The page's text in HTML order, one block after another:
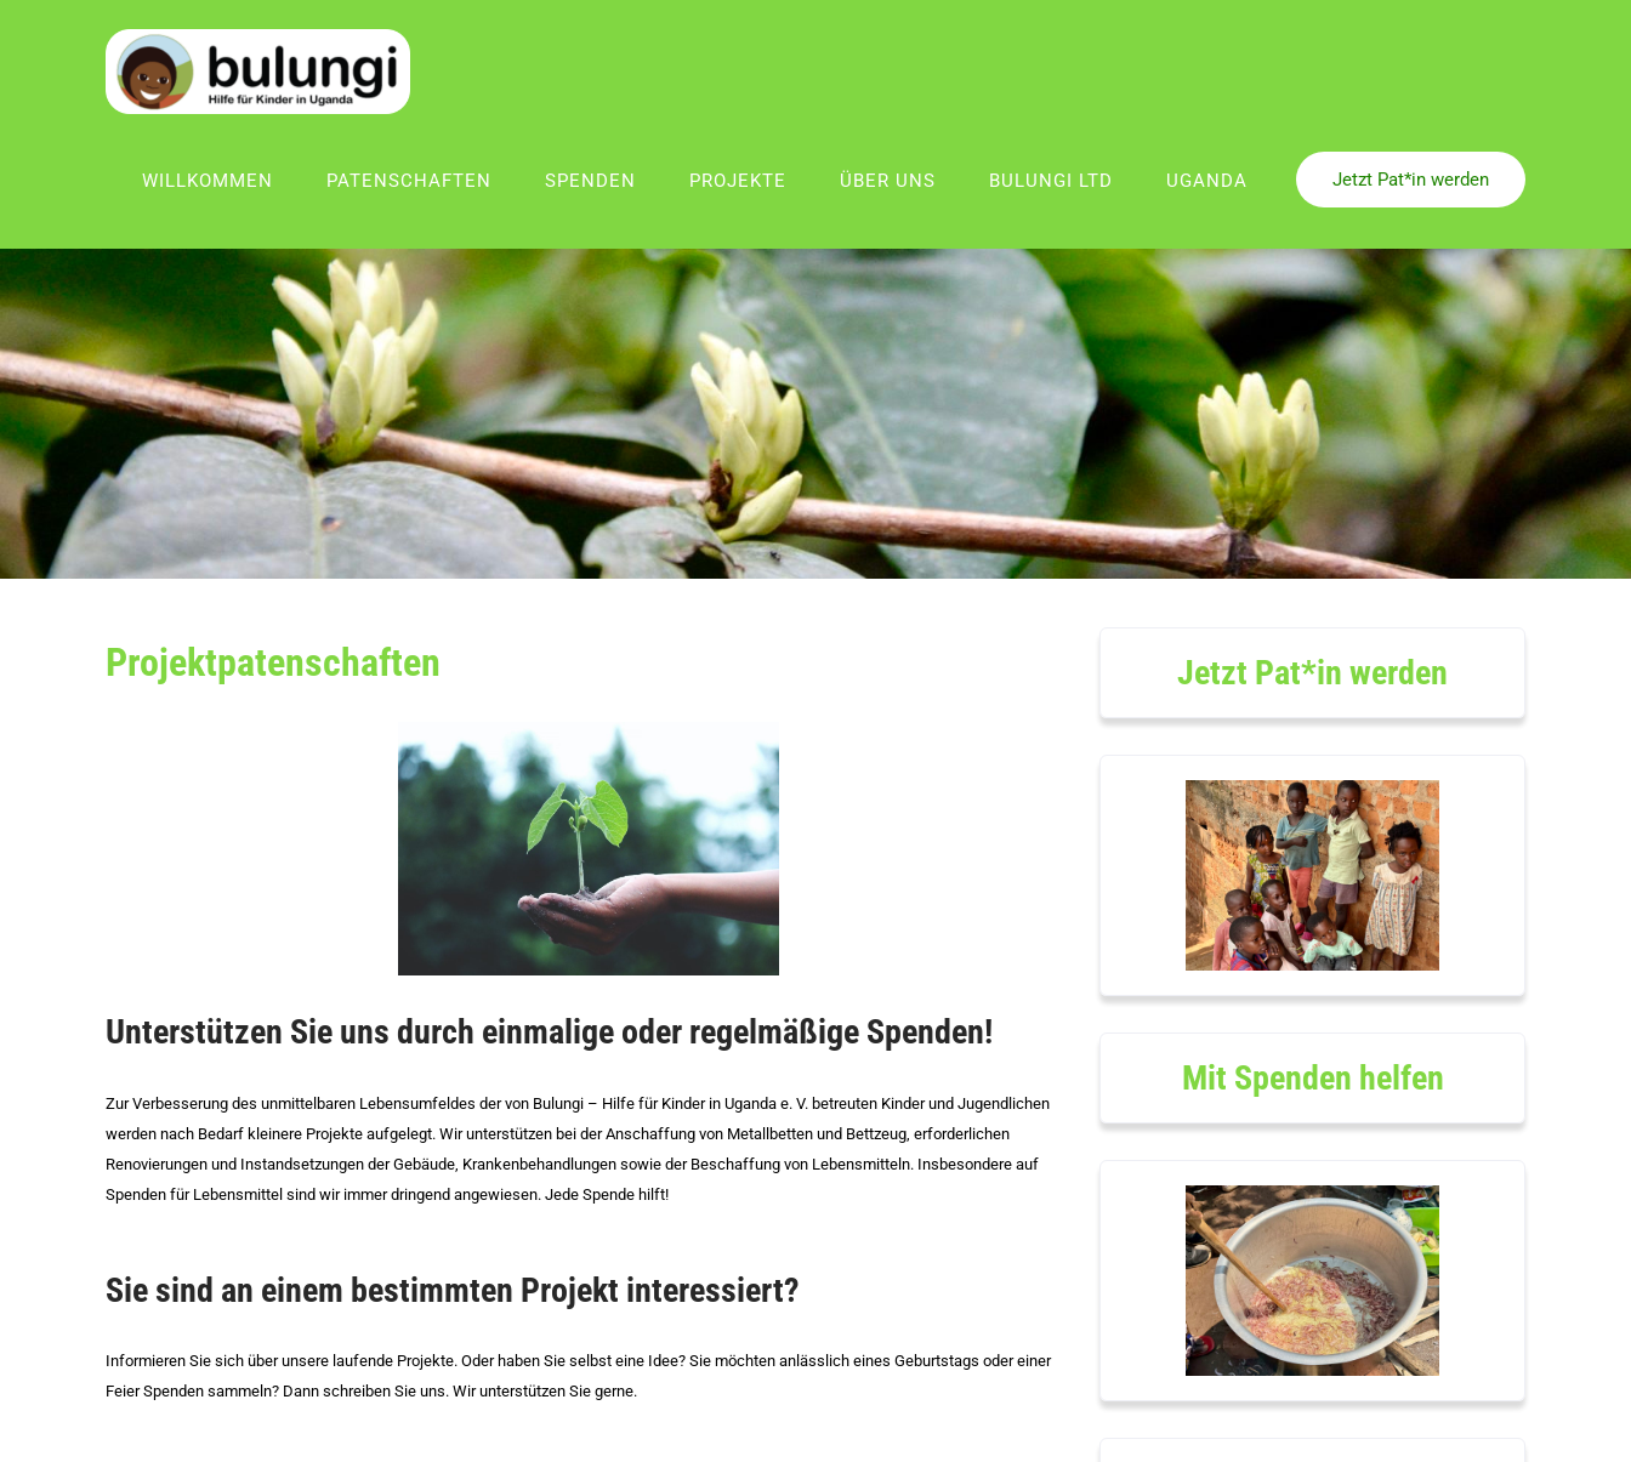
Jetzt Pat*in werden
WILLKOMMEN PATENSCHAFTEN SPENDEN PROJEKTE ÜBER UNS BULUNGI LTD UGANDA
Projektpatenschaften
Unterstützen Sie uns durch einmalige oder regelmäßige Spenden!
Zur Verbesserung des unmittelbaren Lebensumfeldes der von Bulungi – Hilfe für Kinder in Uganda e. V. betreuten Kinder und Jugendlichen
werden nach Bedarf kleinere Projekte aufgelegt. Wir unterstützen bei der Anschaffung von Metallbetten und Bettzeug, erforderlichen
Renovierungen und Instandsetzungen der Gebäude, Krankenbehandlungen sowie der Beschaffung von Lebensmitteln. Insbesondere auf
Spenden für Lebensmittel sind wir immer dringend angewiesen. Jede Spende hilft!
Sie sind an einem bestimmten Projekt interessiert?
Informieren Sie sich über unsere laufende Projekte. Oder haben Sie selbst eine Idee? Sie möchten anlässlich eines Geburtstags oder einer
Feier Spenden sammeln? Dann schreiben Sie uns. Wir unterstützen Sie gerne.
Jetzt Pat*in werden
Mit Spenden helfen